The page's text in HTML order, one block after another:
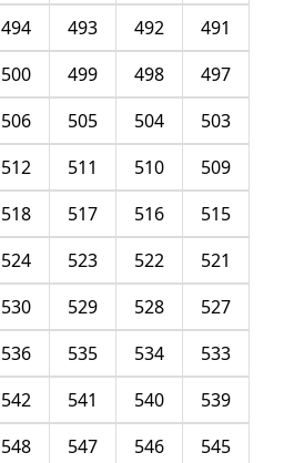
491
492
493
494
497
498
499
500
503
504
505
506
509
510
511
512
515
516
517
518
521
522
523
524
527
528
529
530
533
534
535
536
539
540
541
542
545
546
547
548